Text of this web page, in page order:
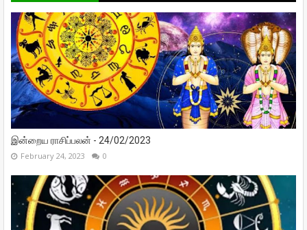
இன்றைய ராசிப்பலன் - 24/02/2023
February 24, 2023 0